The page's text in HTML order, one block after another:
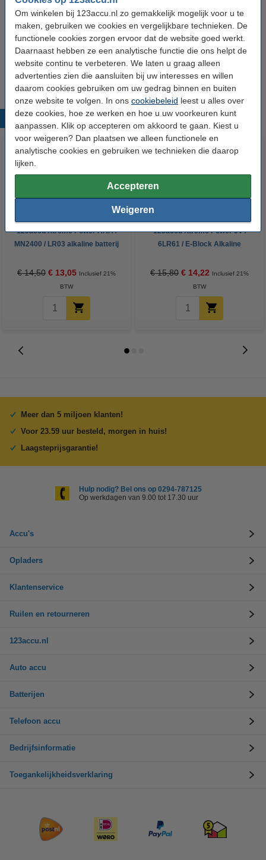
Om winkelen bij 123accu.nl zo gemakkelijk mogelijk voor u te
maken, gebruiken we cookies en vergelijkbare technieken. De
functionele cookies zorgen ervoor dat de website goed werkt.
Daarnaast hebben ze een analytische functie die ons helpt de
website continu te verbeteren. We laten u graag alleen
advertenties zien die aansluiten bij uw interesses en willen
daarom cookies gebruiken om uw gedrag binnen en buiten
onze website te volgen. In ons cookiebeleid leest u alles over
deze cookies, hoe ze werken en hoe u uw voorkeuren kunt
aanpassen. Klik op accepteren om akkoord te gaan. Kiest u
voor weigeren? Dan plaatsen we alleen functionele en
analytische cookies en gebruiken we technieken die daarop
lijken.
Accepteren
Weigeren
5 € 105,00
Kleur:
Populaire producten
123accu Xtreme Power AAA /
MN2400 / LR03 alkaline batterij
€ 14,50 € 13,05 Inclusief 21%
BTW
123accu Xtreme Power 9V /
6LR61 / E-Block Alkaline
€ 15,80 € 14,22 Inclusief 21%
BTW
Meer dan 5 miljoen klanten!
Voor 23.59 uur besteld, morgen in huis!
Laagsteprijsgarantie!
Hulp nodig? Bel ons op 0294-787125
Op werkdagen van 9.00 tot 17.30 uur
Accu's
Opladers
Klantenservice
Ruilen en retourneren
123accu.nl
Auto accu
Batterijen
Telefoon accu
Bedrijfsinformatie
Toegankelijkheidsverklaring